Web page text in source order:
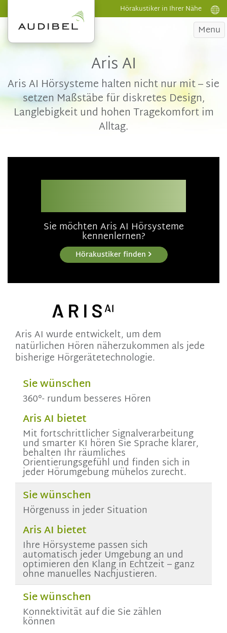
Hörakustiker in Ihrer Nähe
Menu
Aris AI
Aris AI Hörsysteme halten nicht nur mit – sie
setzen Maßstäbe für diskretes Design,
Langlebigkeit und hohen Tragekomfort im
Alltag.
Perfekter Klang bei
Sie möchten Aris AI Hörsysteme
kennenlernen?
Hörakustiker finden
Aris AI wurde entwickelt, um dem
natürlichen Hören näherzukommen als jede
bisherige Hörgerätetechnologie.
Sie wünschen
360°- rundum besseres Hören
Aris AI bietet
Mit fortschrittlicher Signalverarbeitung
und smarter KI hören Sie Sprache klarer,
behalten Ihr räumliches
Orientierungsgefühl und finden sich in
jeder Hörumgebung mühelos zurecht.
Sie wünschen
Hörgenuss in jeder Situation
Aris AI bietet
Ihre Hörsysteme passen sich
automatisch jeder Umgebung an und
optimieren den Klang in Echtzeit – ganz
ohne manuelles Nachjustieren.
Sie wünschen
Konnektivität auf die Sie zählen
können